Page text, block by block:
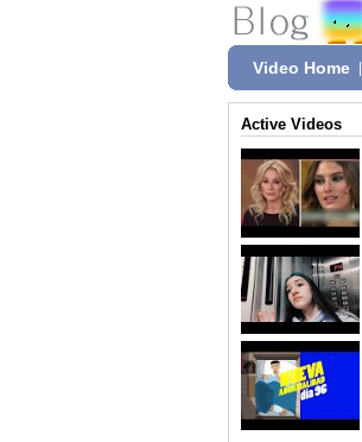
Video Home
Active Videos